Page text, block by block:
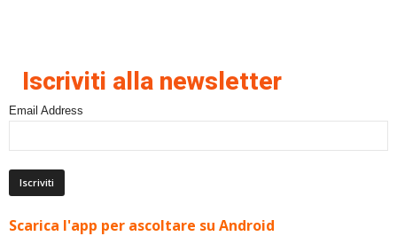
Iscriviti alla newsletter
Email Address
Scarica l'app per ascoltare su Android